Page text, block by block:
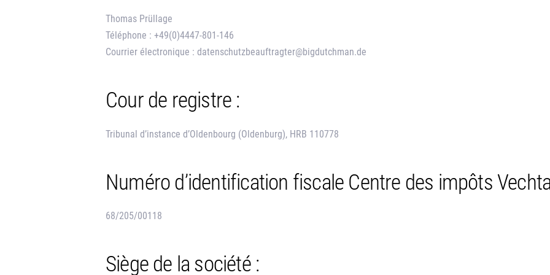
Thomas Prüllage
Téléphone : +49(0)4447-801-146
Courrier électronique : datenschutzbeauftragter@bigdutchman.de
Cour de registre :
Tribunal d’instance d’Oldenbourg (Oldenburg), HRB 110778
Numéro d’identification fiscale Centre des impôts
68/205/00118
Siège de la société :